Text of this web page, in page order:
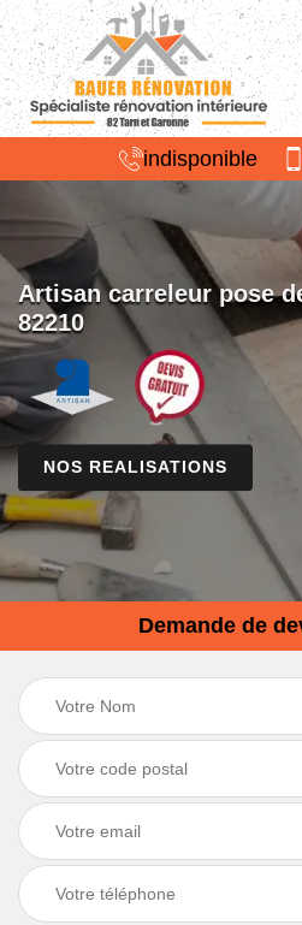
indisponible
Artisan carreleur pose
82210
NOS REALISATIONS
Demande de